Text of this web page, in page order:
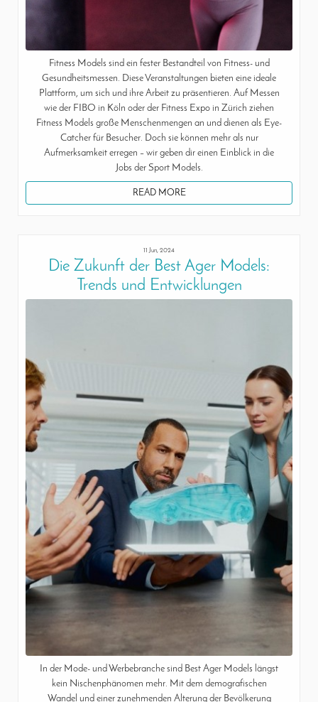
Fitness Models sind ein fester Bestandteil von Fitness- und
Gesundheitsmessen. Diese Veranstaltungen bieten eine ideale
Plattform, um sich und ihre Arbeit zu präsentieren. Auf Messen
wie der FIBO in Köln oder der Fitness Expo in Zürich ziehen
Fitness Models große Menschenmengen an und dienen als Eye-
Catcher für Besucher. Doch sie können mehr als nur
Aufmerksamkeit erregen – wir geben dir einen Einblick in die
Jobs der Sport Models.
READ MORE
11 Jun, 2024
Die Zukunft der Best Ager Models:
Trends und Entwicklungen
In der Mode- und Werbebranche sind Best Ager Models längst
kein Nischenphänomen mehr. Mit dem demografischen
Wandel und einer zunehmenden Alterung der Bevölkerung